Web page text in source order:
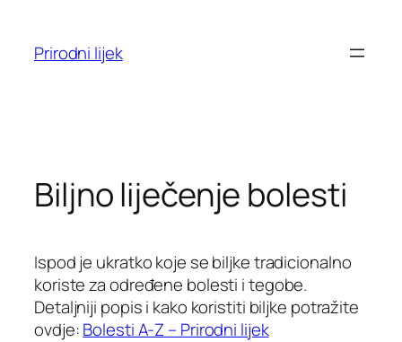
sadržaja
Prirodni lijek
Biljno liječenje bolesti
Ispod je ukratko koje se biljke tradicionalno
koriste za određene bolesti i tegobe.
Detaljniji popis i kako koristiti biljke potražite
ovdje:Bolesti A-Z – Prirodni lijek